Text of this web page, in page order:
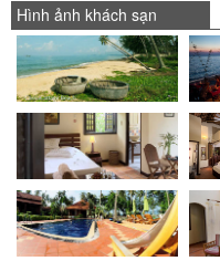
Hình ảnh khách sạn